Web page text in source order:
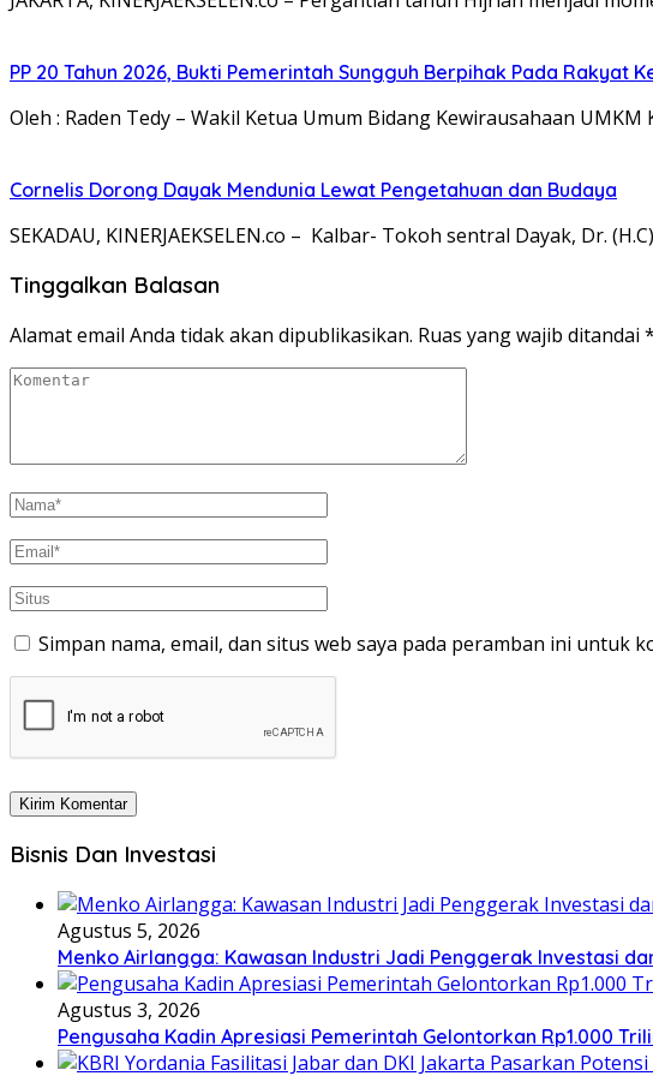
PP 20 Tahun 2026, Bukti Pemerintah Sungguh Berpihak Pada Rakyat
Oleh : Raden Tedy – Wakil Ketua Umum Bidang Kewirausahaan
Cornelis Dorong Dayak Mendunia Lewat Pengetahuan dan Budaya
SEKADAU, KINERJAEKSELEN.co – Kalbar- Tokoh sentral Dayak, Dr.
Tinggalkan Balasan
Alamat email Anda tidak akan dipublikasikan. Ruas yang wajib ditandai *
Simpan nama, email, dan situs web saya pada peramban ini untuk
Bisnis Dan Investasi
Agustus 5, 2026
Menko Airlangga: Kawasan Industri Jadi Penggerak Investasi
Agustus 3, 2026
Pengusaha Kadin Apresiasi Pemerintah Gelontorkan Rp1.000